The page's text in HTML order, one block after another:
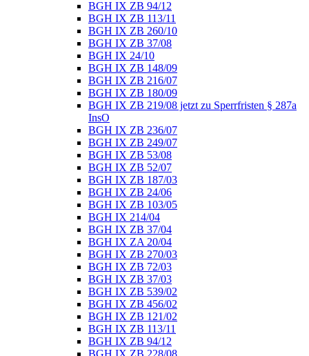
BGH IX ZB 94/12
BGH IX ZB 113/11
BGH IX ZB 260/10
BGH IX ZB 37/08
BGH IX 24/10
BGH IX ZB 148/09
BGH IX ZB 216/07
BGH IX ZB 180/09
BGH IX ZB 219/08 jetzt zu Sperrfristen § 287a
InsO
BGH IX ZB 236/07
BGH IX ZB 249/07
BGH IX ZB 53/08
BGH IX ZB 52/07
BGH IX ZB 187/03
BGH IX ZB 24/06
BGH IX ZB 103/05
BGH IX 214/04
BGH IX ZB 37/04
BGH IX ZA 20/04
BGH IX ZB 270/03
BGH IX ZB 72/03
BGH IX ZB 37/03
BGH IX ZB 539/02
BGH IX ZB 456/02
BGH IX ZB 121/02
BGH IX ZB 113/11
BGH IX ZB 94/12
BGH IX ZB 228/08